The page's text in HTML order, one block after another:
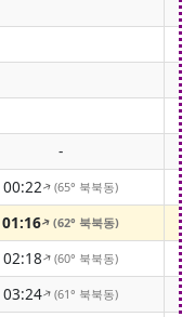
-
00:22↑(65° 북북동)
01:16↑(62° 북북동)
02:18↑(60° 북북동)
03:24↑(61° 북북동)